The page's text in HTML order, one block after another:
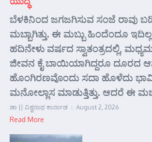
ಬೆಳಕಿನಿಂದ ಜಗಜಗಿಸುವ ಸಂಜೆ ರಾವು
ಮಬ್ಬಾಗಿತ್ತು. ಈ ಮಬ್ಬು ಹಿಂದೆಂದೂ
ಹದಿನೇಳು ವರ್ಷದ ಸ್ವಾತಂತ್ರದಲ್ಲಿ,
ಜೀವನ ಕೈ ಬಾಯಿಯಾಗಿದ್ದರೂ ದೂರದ
ಹೊಂಗಿರಣವೊಂದು ಸದಾ ಹೊಳೆದು
ಮನೋಲ್ಲಾಸ ಮಾಡುತ್ತಿತ್ತು. ಆದರೆ ಈ
ಡಾ || ವಿಶ್ವನಾಥ ಕಾರ್ನಾಡ August 2, 2026
Read More